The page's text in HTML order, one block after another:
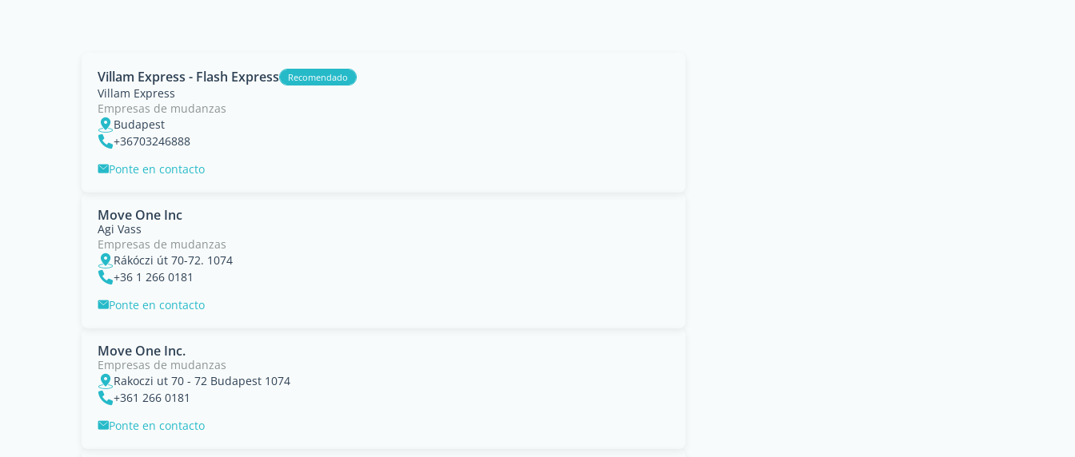
Villam Express - Flash Express Recomendado
Villam Express
Empresas de mudanzas
Budapest
+36703246888
Ponte en contacto
Move One Inc
Agi Vass
Empresas de mudanzas
Rákóczi út 70-72. 1074
+36 1 266 0181
Ponte en contacto
Move One Inc.
Empresas de mudanzas
Rakoczi ut 70 - 72 Budapest 1074
+361 266 0181
Ponte en contacto